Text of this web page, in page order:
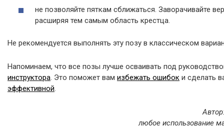
не позволяйте пяткам сближаться. Заворачивайте
расширяя тем самым область крестца.
Не рекомендуется выполнять эту позу в классическом
Напоминаем, что все позы лучше осваивать под
инструктора. Это поможет вам избежать ошибок и сделать
эффективной.
любое использование